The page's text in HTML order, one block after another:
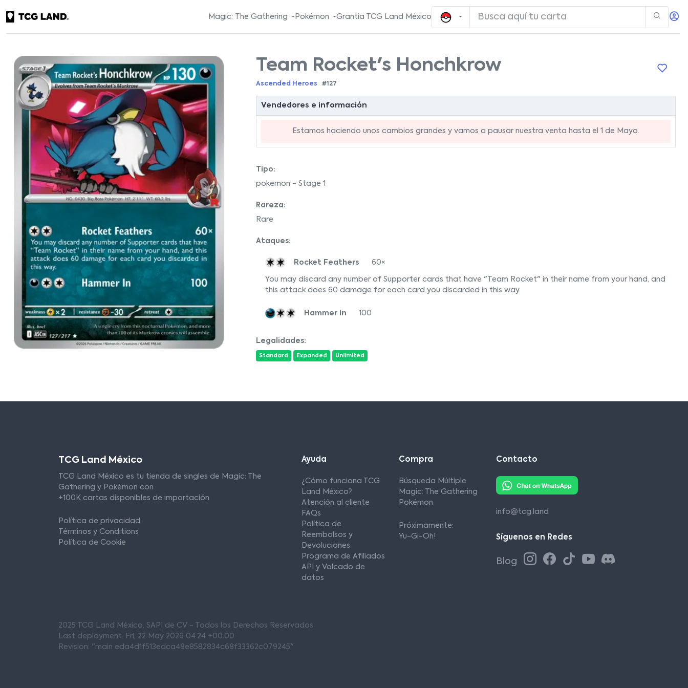
Magic: The Gathering Pokémon Grantia TCG Land México
Team Rocket's Honchkrow
Ascended Heroes #127
Vendedores e información
Estamos haciendo unos cambios grandes y vamos a pausar nuestra venta hasta el 1 de Mayo.
Tipo:
pokemon - Stage 1
Rareza:
Rare
Ataques:
Rocket Feathers 60×
You may discard any number of Supporter cards that have "Team Rocket" in their name from your hand, and
this attack does 60 damage for each card you discarded in this way.
Hammer In 100
Legalidades:
Standard Expanded Unlimited
TCG Land México
TCG Land México es tu tienda de singles de Magic: The
Gathering y Pokémon con
+100K cartas disponibles de importación
Política de privacidad
Términos y Conditions
Política de Cookie
Ayuda
¿Cómo funciona TCG
Land México?
Atención al cliente
FAQs
Política de
Reembolsos y
Devoluciones
Programa de Afiliados
API y Volcado de
datos
Compra
Búsqueda Múltiple
Magic: The Gathering
Pokémon
Próximamente:
Yu-Gi-Oh!
Contacto
info@tcg.land
Síguenos en Redes
Blog
2025 TCG Land México, SAPI de CV - Todos los Derechos Reservados
Last deployment: Fri, 22 May 2026 04:24 +00:00
Revision: "main eda4d1f513edca48e8582834c68f33362c079245"